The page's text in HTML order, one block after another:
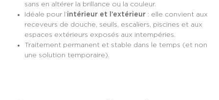
sans en altérer la brillance ou la couleur.
Idéale pour l’intérieur et l’extérieur : elle convient aux
receveurs de douche, seuils, escaliers, piscines et aux
espaces extérieurs exposés aux intempéries.
Traitement permanent et stable dans le temps (et non
une solution temporaire).